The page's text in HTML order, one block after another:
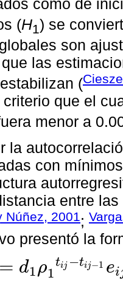
como de
(H1) se
son
las
(
que el
menor a
la
con
entre
Núñez, 2001;
presentó la
= d1ρ1
tij −tij−1 ei
ρ1tij- j-1e -1+d ρ2 -2 εij